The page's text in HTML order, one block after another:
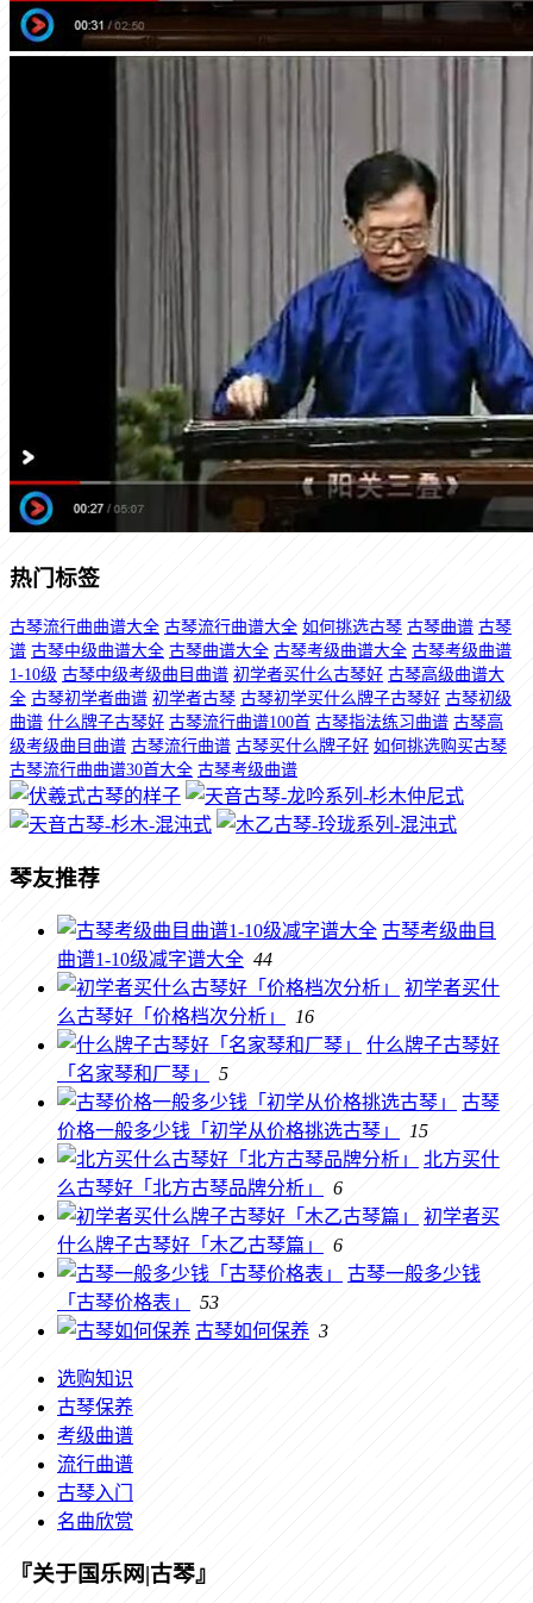
热门标签
古琴流行曲曲谱大全 古琴流行曲谱大全 如何挑选古琴 古琴曲谱 古琴
谱 古琴中级曲谱大全 古琴曲谱大全 古琴考级曲谱大全 古琴考级曲谱
1-10级 古琴中级考级曲目曲谱 初学者买什么古琴好 古琴高级曲谱大
全 古琴初学者曲谱 初学者古琴 古琴初学买什么牌子古琴好 古琴初级
曲谱 什么牌子古琴好 古琴流行曲谱100首 古琴指法练习曲谱 古琴高
级考级曲目曲谱 古琴流行曲谱 古琴买什么牌子好 如何挑选购买古琴
古琴流行曲曲谱30首大全 古琴考级曲谱
琴友推荐
古琴考级曲目
曲谱1-10级减字谱大全 44
初学者买什
么古琴好「价格档次分析」
16
什么牌子古琴好
「名家琴和厂琴」
5
古琴
价格一般多少钱「初学从价格挑选古琴」
15
北方买什
么古琴好「北方古琴品牌分析」
6
初学者买
什么牌子古琴好「木乙古琴篇」
6
古琴一般多少钱
「古琴价格表」
53
古琴如何保养 3
选购知识
古琴保养
考级曲谱
流行曲谱
古琴入门
名曲欣赏
『关于国乐网|古琴』